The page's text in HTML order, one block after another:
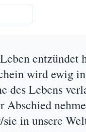
entzündet
wird ewig
des Lebens
in unsere